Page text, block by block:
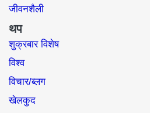
जीवनशैली
थप
शुक्रबार विशेष
विश्व
विचार/ब्लग
खेलकुद